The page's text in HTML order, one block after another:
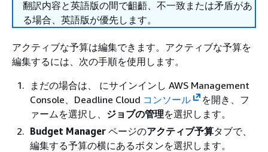
翻訳内容と英語版の間で齟齬、不一致または矛盾があ
る場合、英語版が優先します。
アクティブな予算は編集できます。アクティブな予算を
編集するには、次の手順を使用します。
まだの場合は、 にサインインし AWS Management
Console、Deadline Cloud コンソール
を開き、フ
ァームを選択し、 ジョブの管理を選択します。
Budget Manager ページのアクティブ予算タブで、
編集する予算の横にあるボタンを選択します。